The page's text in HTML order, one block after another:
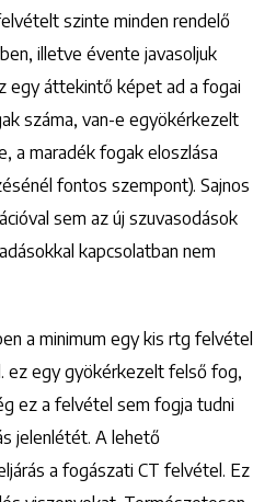
szinte minden rendelő
illetve évente javasoljuk
egy áttekintő képet ad a fogai
száma, van-e egyökérkezelt
a maradék fogak eloszlása
fontos szempont). Sajnos
sem az új szuvasodások
kapcsolatban nem
a minimum egy kis rtg felvétel
ez egy gyökérkezelt felső fog,
ez a felvétel sem fogja tudni
jelenlétét. A lehető
a fogászati CT felvétel. Ez